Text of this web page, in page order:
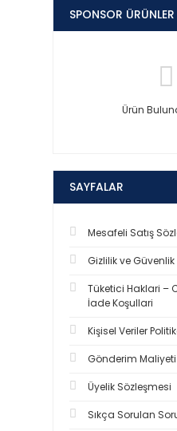
SPONSOR ÜRÜNLER
Ürün
SAYFALAR
Mesafeli Satış
Gizlilik ve Güvenlik
Tüketici Haklari –
İade Koşullari
Kişisel Veriler
Gönderim Maliyeti
Üyelik Sözleşmesi
Sıkça Sorulan